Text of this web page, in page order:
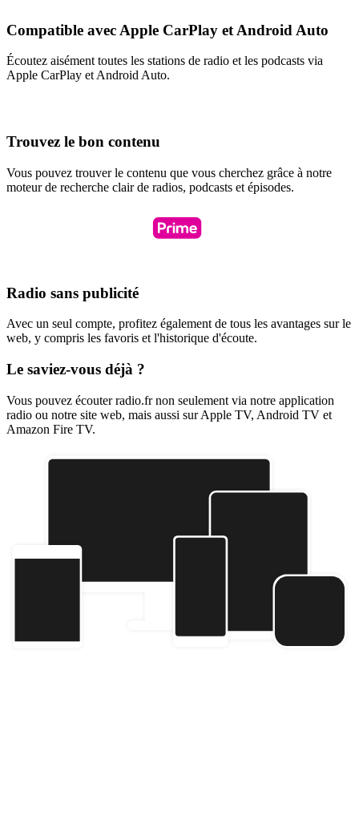
Compatible avec Apple CarPlay et Android Auto
Écoutez aisément toutes les stations de radio et les podcasts via
Apple CarPlay et Android Auto.
Trouvez le bon contenu
Vous pouvez trouver le contenu que vous cherchez grâce à notre
moteur de recherche clair de radios, podcasts et épisodes.
Radio sans publicité
Avec un seul compte, profitez également de tous les avantages sur le
web, y compris les favoris et l'historique d'écoute.
Le saviez-vous déjà ?
Vous pouvez écouter radio.fr non seulement via notre application
radio ou notre site web, mais aussi sur Apple TV, Android TV et
Amazon Fire TV.